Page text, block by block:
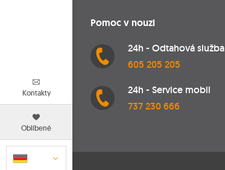
Kontakty
Oblíbené
Pomoc v nouzi
24h - Odtahová služba
605 205 205
24h - Service mobil
737 230 666